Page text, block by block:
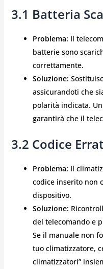
3.1 Batteria
Problema: Il
batterie sono
correttamente.
Soluzione:
assicurandoti che
polarità indicata.
garantirà che il
3.2 Codice
Problema: Il
codice inserito non
dispositivo.
Soluzione:
del telecomando e
Se il manuale non
tuo climatizzatore,
climatizzatori”